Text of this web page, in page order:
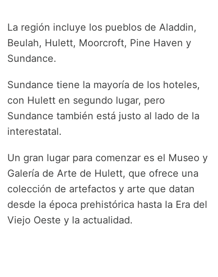
La región incluye los pueblos de Aladdin,
Beulah, Hulett, Moorcroft, Pine Haven y
Sundance.
Sundance tiene la mayoría de los hoteles,
con Hulett en segundo lugar, pero
Sundance también está justo al lado de la
interestatal.
Un gran lugar para comenzar es el Museo y
Galería de Arte de Hulett, que ofrece una
colección de artefactos y arte que datan
desde la época prehistórica hasta la Era del
Viejo Oeste y la actualidad.